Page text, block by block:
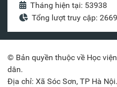
Tháng hiện tại: 53938
Tổng lượt truy cập:
© Bản quyền thuộc về Học
dân.
Địa chỉ: Xã Sóc Sơn, TP Hà Nội.